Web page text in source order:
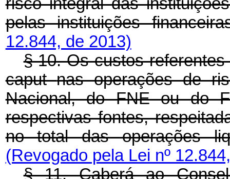
pelas instituições
12.844, de 2013)
§ 10. Os custos
caputnas operações de
Nacional, do FNE ou do
respectivas fontes,
no total das operações
(Revogado pela Lei nº
§ 11. Caberá ao